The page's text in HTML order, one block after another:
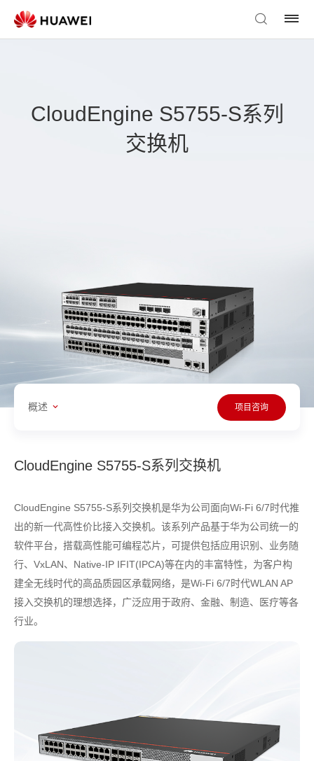
CloudEngine S5755-S系列
交换机
概述 项目咨询
CloudEngine S5755-S系列交换机
CloudEngine S5755-S系列交换机是华为公司面向Wi-Fi 6/7时代推
出的新一代高性价比接入交换机。该系列产品基于华为公司统一的
软件平台，搭载高性能可编程芯片，可提供包括应用识别、业务随
行、VxLAN、Native-IP IFIT(IPCA)等在内的丰富特性，为客户构
建全无线时代的高品质园区承载网络，是Wi-Fi 6/7时代WLAN AP
接入交换机的理想选择，广泛应用于政府、金融、制造、医疗等各
行业。